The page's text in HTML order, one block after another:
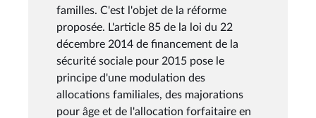
familles. C'est l'objet de la réforme
proposée. L'article 85 de la loi du 22
décembre 2014 de financement de la
sécurité sociale pour 2015 pose le
principe d'une modulation des
allocations familiales, des majorations
pour âge et de l'allocation forfaitaire en